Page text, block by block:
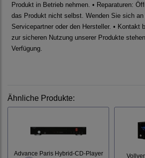
Produkt in Betrieb nehmen. • Reparaturen:
das Produkt nicht selbst. Wenden Sie sich
Servicepartner oder den Hersteller. • Kontakt
zur sicheren Nutzung unserer Produkte
Verfügung.
Ähnliche Produkte:
Advance Paris Hybrid-CD-Player